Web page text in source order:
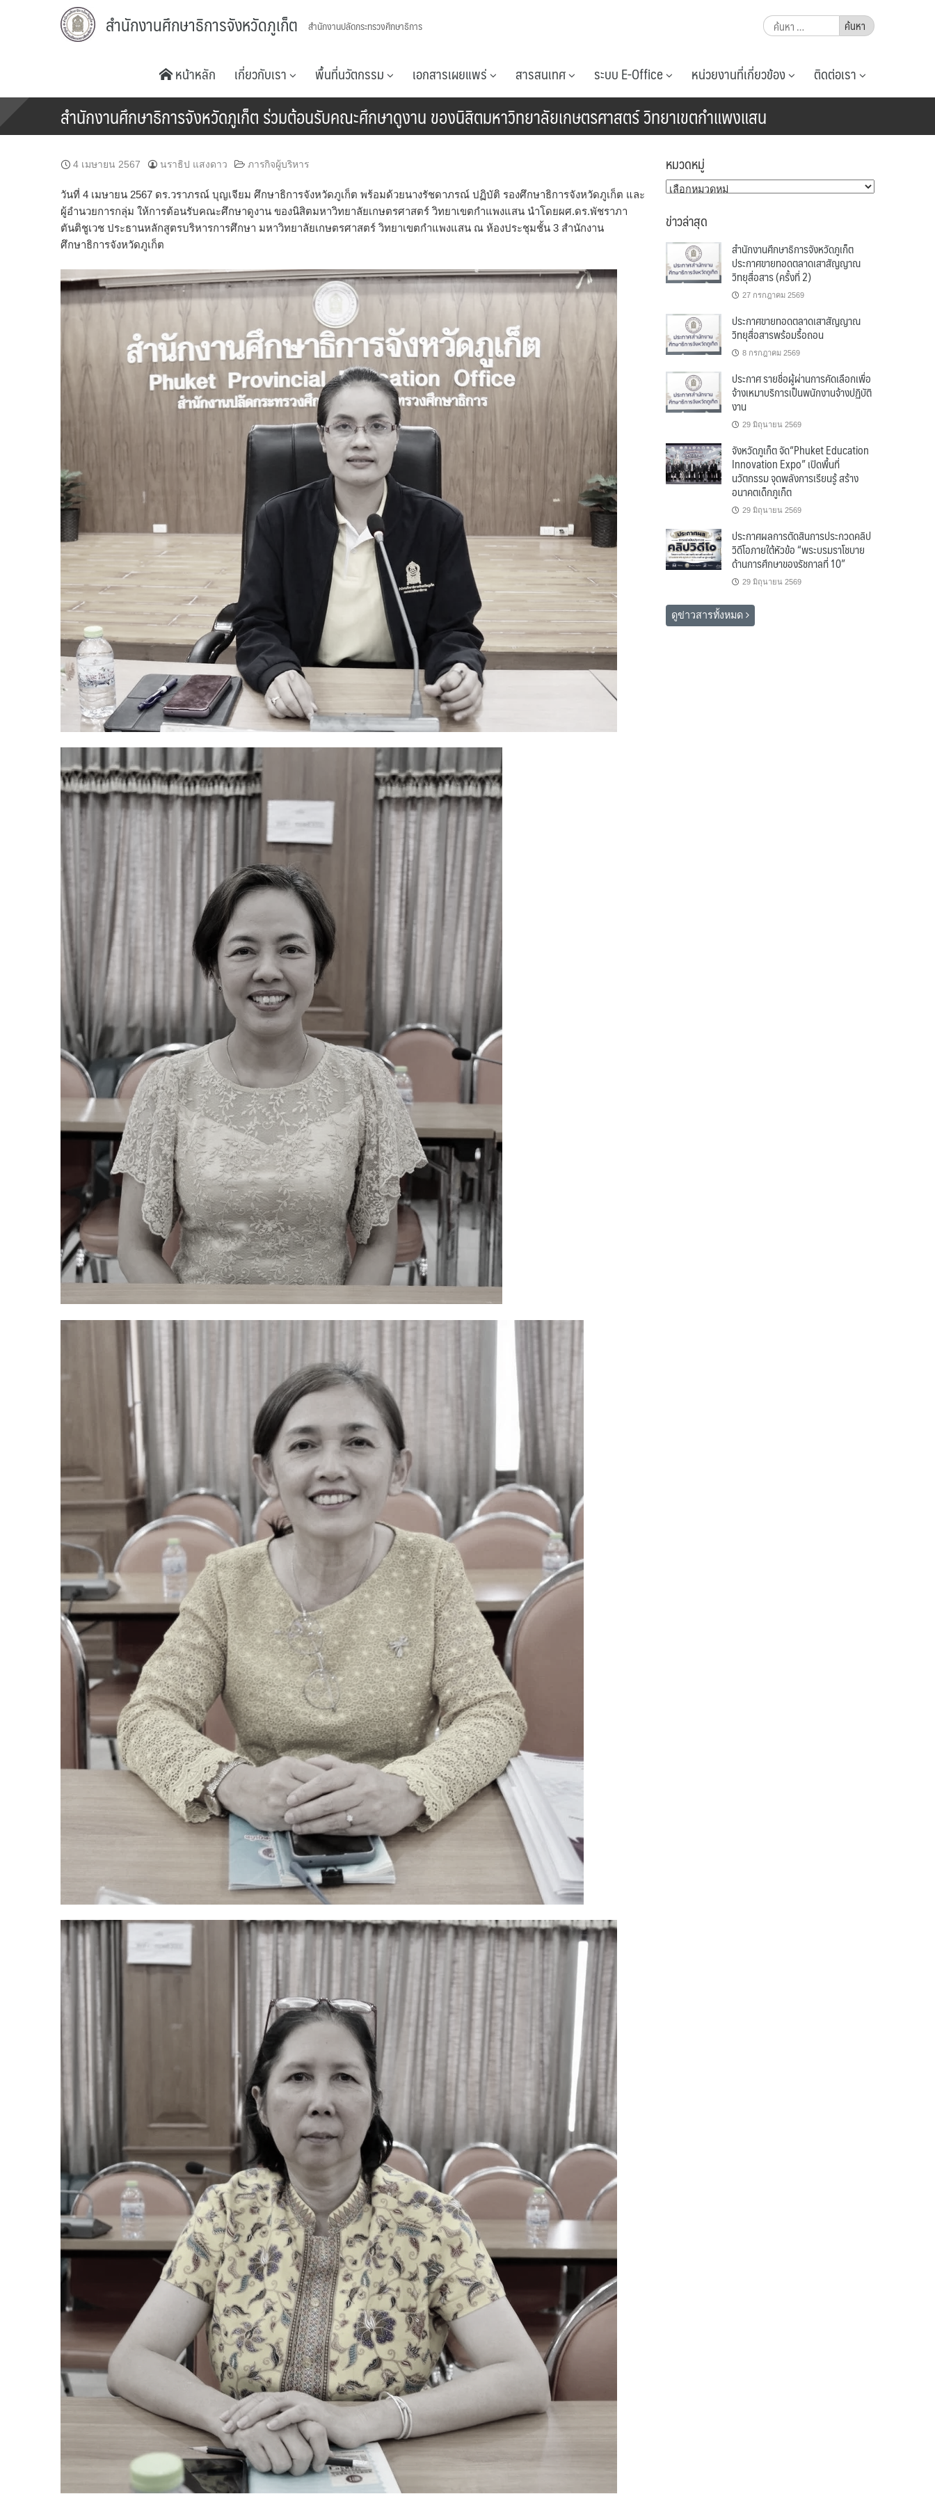
สำนักงานศึกษาธิการจังหวัดภูเก็ต สำนักงานปลัดกระทรวงศึกษาธิการ
ค้นหา
สำหรับ:
หน้าหลัก เกี่ยวกับเรา พื้นที่นวัตกรรม เอกสารเผยแพร่ สารสนเทศ ระบบ E-Office หน่วยงานที่เกี่ยวข้อง ติดต่อเรา
สำนักงานศึกษาธิการจังหวัดภูเก็ต ร่วมต้อนรับคณะศึกษาดูงาน ของนิสิตมหาวิทยาลัยเกษตรศาสตร์ วิทยาเขตกำแพงแสน
4 เมษายน 2567 นราธิป แสงดาว ภารกิจผู้บริหาร
วันที่ 4 เมษายน 2567 ดร.วราภรณ์ บุญเจียม ศึกษาธิการจังหวัดภูเก็ต พร้อมด้วยนางรัชดาภรณ์ ปฏิบัติ รองศึกษาธิการจังหวัดภูเก็ต และ
ผู้อำนวยการกลุ่ม ให้การต้อนรับคณะศึกษาดูงาน ของนิสิตมหาวิทยาลัยเกษตรศาสตร์ วิทยาเขตกำแพงแสน นำโดยผศ.ดร.พัชราภา
ตันติชูเวช ประธานหลักสูตรบริหารการศึกษา มหาวิทยาลัยเกษตรศาสตร์ วิทยาเขตกำแพงแสน ณ ห้องประชุมชั้น 3 สำนักงาน
ศึกษาธิการจังหวัดภูเก็ต
หมวดหมู่
หมวด
ข่าวล่าสุด
สำนักงานศึกษาธิการจังหวัดภูเก็ต
ประกาศขายทอดตลาดเสาสัญญาณ
วิทยุสื่อสาร (ครั้งที่ 2)
27 กรกฎาคม 2569
ประกาศขายทอดตลาดเสาสัญญาณ
วิทยุสื่อสารพร้อมรื้อถอน
8 กรกฎาคม 2569
ประกาศ รายชื่อผู้ผ่านการคัดเลือกเพื่อ
จ้างเหมาบริการเป็นพนักงานจ้างปฏิบัติ
งาน
29 มิถุนายน 2569
จังหวัดภูเก็ต จัด“Phuket Education
Innovation Expo” เปิดพื้นที่
นวัตกรรม จุดพลังการเรียนรู้ สร้าง
อนาคตเด็กภูเก็ต
29 มิถุนายน 2569
ประกาศผลการตัดสินการประกวดคลิป
วิดีโอภายใต้หัวข้อ “พระบรมราโชบาย
ด้านการศึกษาของรัชกาลที่ 10”
29 มิถุนายน 2569
ดูข่าวสารทั้งหมด